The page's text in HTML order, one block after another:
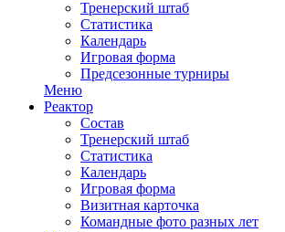
Тренерский штаб
Статистика
Календарь
Игровая форма
Предсезонные турниры
Меню
Реактор
Состав
Тренерский штаб
Статистика
Календарь
Игровая форма
Визитная карточка
Командные фото разных лет